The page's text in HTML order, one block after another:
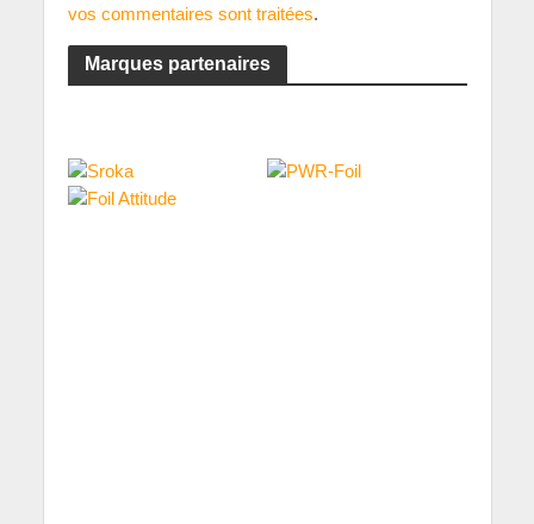
vos commentaires sont traitées.
Marques partenaires